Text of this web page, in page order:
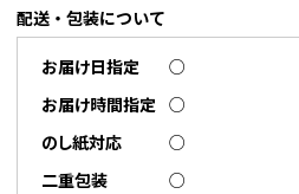
配送・包装について
お届け日指定
○
お届け時間指定 ○
のし紙対応
○
二重包装
○